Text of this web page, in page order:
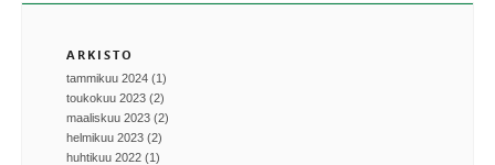
ARKISTO
tammikuu 2024 (1)
toukokuu 2023 (2)
maaliskuu 2023 (2)
helmikuu 2023 (2)
huhtikuu 2022 (1)